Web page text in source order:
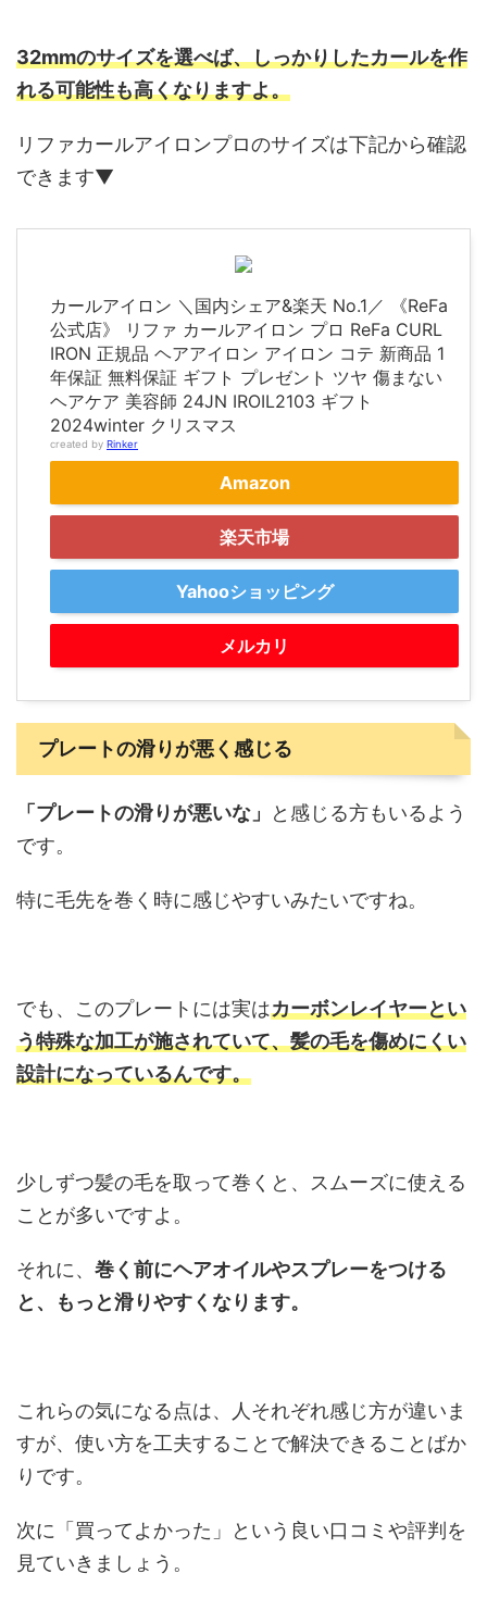
32mmのサイズを選べば、しっかりしたカールを作
れる可能性も高くなりますよ。
リファカールアイロンプロのサイズは下記から確認
できます▼
カールアイロン ＼国内シェア&楽天 No.1／ 《ReFa
公式店》 リファ カールアイロン プロ ReFa CURL
IRON 正規品 ヘアアイロン アイロン コテ 新商品 1
年保証 無料保証 ギフト プレゼント ツヤ 傷まない
ヘアケア 美容師 24JN IROIL2103 ギフト
2024winter クリスマス
created by Rinker
Amazon
楽天市場
Yahooショッピング
メルカリ
プレートの滑りが悪く感じる
「プレートの滑りが悪いな」
と感じる方もいるよう
です。
特に毛先を巻く時に感じやすいみたいですね。
でも、このプレートには実はカーボンレイヤーとい
う特殊な加工が施されていて、髪の毛を傷めにくい
設計になっているんです。
少しずつ髪の毛を取って巻くと、スムーズに使える
ことが多いですよ。
それに、 巻く前にヘアオイルやスプレーをつける
と、もっと滑りやすくなります。
これらの気になる点は、人それぞれ感じ方が違いま
すが、使い方を工夫することで解決できることばか
りです。
次に「買ってよかった」という良い口コミや評判を
見ていきましょう。